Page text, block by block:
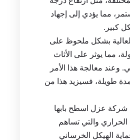
مما يؤدي إلى إجهاد
كبير.
بشكل ملحوظ على
مما يوثر على الأثاث
وعند معالجة هذا الأمر
طويلة، فسيزيد هذا من
عزل اسطح بابها
الحراري والتي تساهم
الهيكل الخرساني